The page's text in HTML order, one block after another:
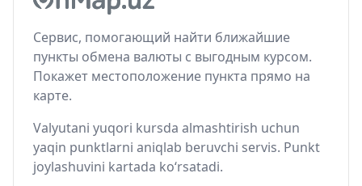
Сервис, помогающий найти ближайшие
пункты обмена валюты с выгодным курсом.
Покажет местоположение пункта прямо на
карте.
Valyutani yuqori kursda almashtirish uchun
yaqin punktlarni aniqlab beruvchi servis. Punkt
joylashuvini kartada ko‘rsatadi.